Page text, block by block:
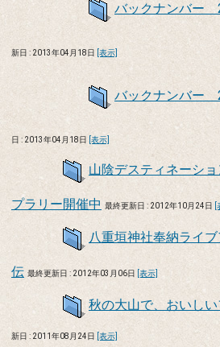
バックナンバー
新日 : 2013年04月18日 [表示]
バックナンバー
日 : 2013年04月18日 [表示]
山陰デスティネーシ
プラリー開催中 最終更新日 : 2012年10月24日 [
八重垣神社奉納ライ
伝 最終更新日 : 2012年03月06日 [表示]
秋の大山で、おいし
新日 : 2011年08月24日 [表示]